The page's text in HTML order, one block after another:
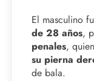
El masculino
de 28 años,
penales,
su pierna
de bala.